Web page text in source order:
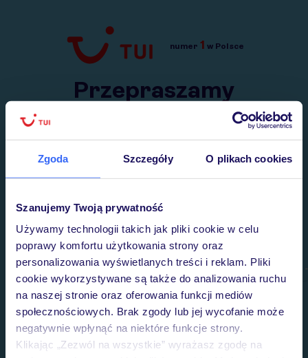
Zgoda Szczegóły O plikach cookies
Szanujemy Twoją prywatność
Używamy technologii takich jak pliki cookie w celu
poprawy komfortu użytkowania strony oraz
personalizowania wyświetlanych treści i reklam. Pliki
cookie wykorzystywane są także do analizowania ruchu
na naszej stronie oraz oferowania funkcji mediów
społecznościowych. Brak zgody lub jej wycofanie może
negatywnie wpłynąć na niektóre funkcje strony.
Klikając „Zezwól na wszystkie” wyrażasz zgodę na
Przejdź do TUI.pl
numer 1 w Polsce
Przepraszamy
Wysłaliśmy nasz serwis na krótkie wakacje.